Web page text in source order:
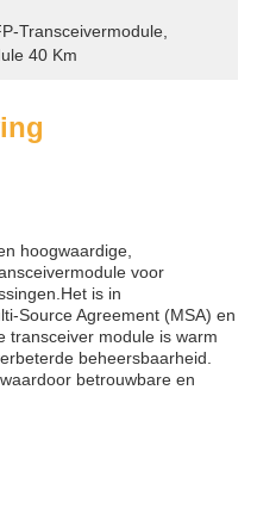
Transceivermodule
40 Km
hoogwaardige,
voor
is in
Source Agreement (MSA) en
transceiver module is warm
beheersbaarheid.
betrouwbare en